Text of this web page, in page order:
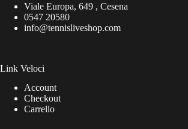
Viale Europa, 649 , Cesena
0547 20580
info@tennisliveshop.com
Link Veloci
Account
Checkout
Carrello